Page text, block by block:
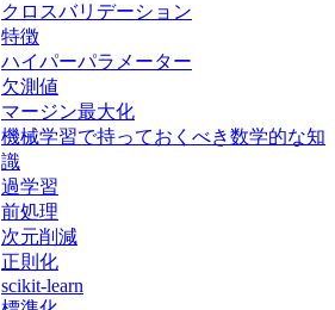
クロスバリデーション
特徴
ハイパーパラメーター
欠測値
マージン最大化
機械学習で持っておくべき数学的な知
識
過学習
前処理
次元削減
正則化
scikit-learn